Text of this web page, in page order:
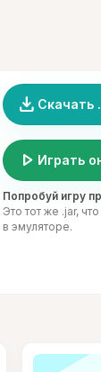
file_download Скачать
play_arrow Играть
Попробуй игру
Это тот же .jar,
в эмуляторе.